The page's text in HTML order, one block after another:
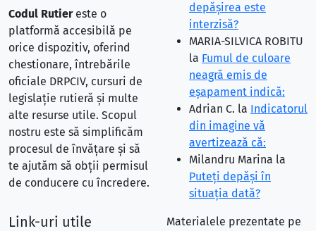
Codul Rutiereste o
platformă accesibilă pe
orice dispozitiv, oferind
chestionare, întrebările
oficiale DRPCIV, cursuri de
legislație rutieră și multe
alte resurse utile. Scopul
nostru este să simplificăm
procesul de învățare și să
te ajutăm să obții permisul
de conducere cu încredere.
depăşirea este
interzisă?
MARIA-SILVICA ROBITU
la Fumul de culoare
neagră emis de
eşapament indică:
Adrian C. la Indicatorul
din imagine vă
avertizează că:
Milandru Marina la
Puteţi depăşi în
situaţia dată?
Link-uri utile
Materialele prezentate pe